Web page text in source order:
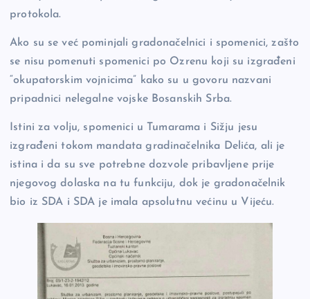
protokola.
Ako su se već pominjali gradonačelnici i spomenici, zašto
se nisu pomenuti spomenici po Ozrenu koji su izgrađeni
“okupatorskim vojnicima” kako su u govoru nazvani
pripadnici nelegalne vojske Bosanskih Srba.
Istini za volju, spomenici u Tumarama i Sižju jesu
izgrađeni tokom mandata gradinačelnika Delića, ali je
istina i da su sve potrebne dozvole pribavljene prije
njegovog dolaska na tu funkciju, dok je gradonačelnik
bio iz SDA i SDA je imala apsolutnu većinu u Vijeću.